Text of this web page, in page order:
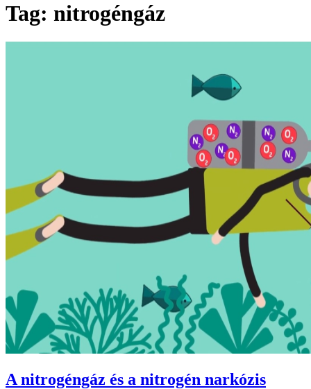
Tag: nitrogéngáz
A nitrogéngáz és a nitrogén narkózis